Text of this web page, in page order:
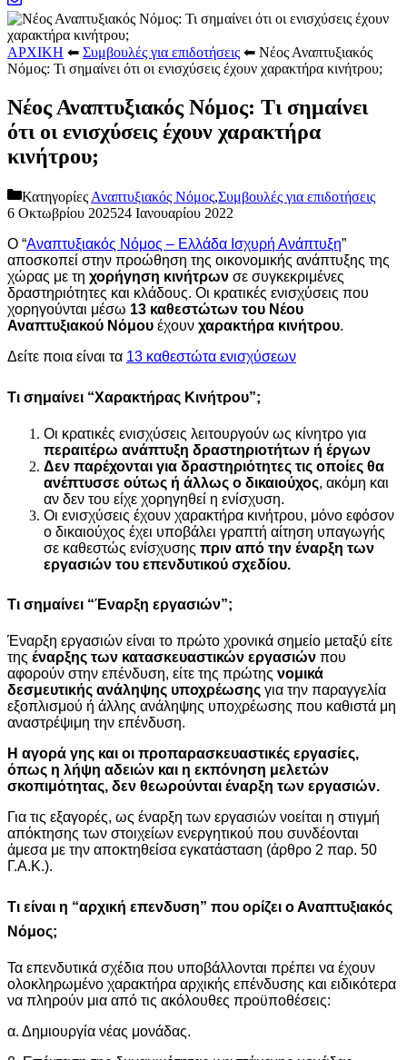
ΑΡΧΙΚΗ ⬅ Συμβουλές για επιδοτήσεις ⬅ Νέος Αναπτυξιακός
Νόμος: Τι σημαίνει ότι οι ενισχύσεις έχουν χαρακτήρα κινήτρου;
Νέος Αναπτυξιακός Νόμος: Τι σημαίνει
ότι οι ενισχύσεις έχουν χαρακτήρα
κινήτρου;
Κατηγορίες Αναπτυξιακός Νόμος,Συμβουλές για επιδοτήσεις
6 Οκτωβρίου 202524 Ιανουαρίου 2022
Ο “Αναπτυξιακός Νόμος – Ελλάδα Ισχυρή Ανάπτυξη”
αποσκοπεί στην προώθηση της οικονομικής ανάπτυξης της
χώρας με τη χορήγηση κινήτρων σε συγκεκριμένες
δραστηριότητες και κλάδους. Οι κρατικές ενισχύσεις που
χορηγούνται μέσω 13 καθεστώτων του Νέου
Αναπτυξιακού Νόμου έχουν χαρακτήρα κινήτρου.
Δείτε ποια είναι τα 13 καθεστώτα ενισχύσεων
Τι σημαίνει “Χαρακτήρας Κινήτρου”;
Οι κρατικές ενισχύσεις λειτουργούν ως κίνητρο για
περαιτέρω ανάπτυξη δραστηριοτήτων ή έργων
Δεν παρέχονται για δραστηριότητες τις οποίες θα
ανέπτυσσε ούτως ή άλλως ο δικαιούχος, ακόμη και
αν δεν του είχε χορηγηθεί η ενίσχυση.
Οι ενισχύσεις έχουν χαρακτήρα κινήτρου, μόνο εφόσον
ο δικαιούχος έχει υποβάλει γραπτή αίτηση υπαγωγής
σε καθεστώς ενίσχυσης πριν από την έναρξη των
εργασιών του επενδυτικού σχεδίου.
Τι σημαίνει “Έναρξη εργασιών”;
Έναρξη εργασιών είναι το πρώτο χρονικά σημείο μεταξύ είτε
της έναρξης των κατασκευαστικών εργασιών που
αφορούν στην επένδυση, είτε της πρώτης νομικά
δεσμευτικής ανάληψης υποχρέωσης για την παραγγελία
εξοπλισμού ή άλλης ανάληψης υποχρέωσης που καθιστά μη
αναστρέψιμη την επένδυση.
Η αγορά γης και οι προπαρασκευαστικές εργασίες,
όπως η λήψη αδειών και η εκπόνηση μελετών
σκοπιμότητας, δεν θεωρούνται έναρξη των εργασιών.
Για τις εξαγορές, ως έναρξη των εργασιών νοείται η στιγμή
απόκτησης των στοιχείων ενεργητικού που συνδέονται
άμεσα με την αποκτηθείσα εγκατάσταση (άρθρο 2 παρ. 50
Γ.Α.Κ.).
Τι είναι η “αρχική επενδυση” που ορίζει ο Αναπτυξιακός
Νόμος;
Τα επενδυτικά σχέδια που υποβάλλονται πρέπει να έχουν
ολοκληρωμένο χαρακτήρα αρχικής επένδυσης και ειδικότερα
να πληρούν μια από τις ακόλουθες προϋποθέσεις:
α. Δημιουργία νέας μονάδας.